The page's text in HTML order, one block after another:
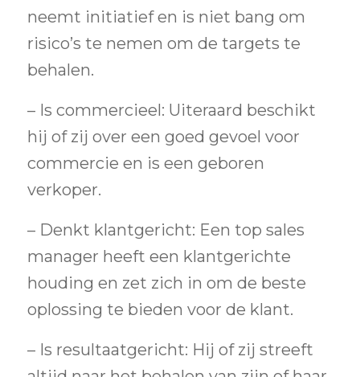
neemt initiatief en is niet bang om
risico’s te nemen om de targets te
behalen.
– Is commercieel: Uiteraard beschikt
hij of zij over een goed gevoel voor
commercie en is een geboren
verkoper.
– Denkt klantgericht: Een top sales
manager heeft een klantgerichte
houding en zet zich in om de beste
oplossing te bieden voor de klant.
– Is resultaatgericht: Hij of zij streeft